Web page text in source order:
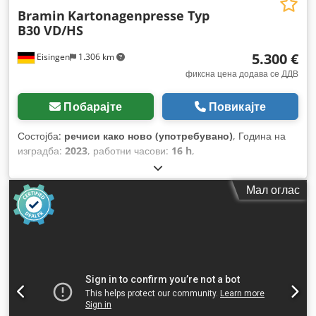
Eisingen 1.306 km
Bramin Kartonagenpresse Typ
B30 VD/HS
5.300 €
фиксна цена додава се ДДВ
Побарајте Повикајте
Состојба: речиси како ново (употребувано), Година на
изградба: 2023, работни часови: 16 h,
Мал оглас